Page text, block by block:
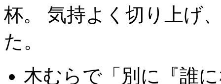
杯。 気持よく切り上げ
た。
木むらで「別に『誰